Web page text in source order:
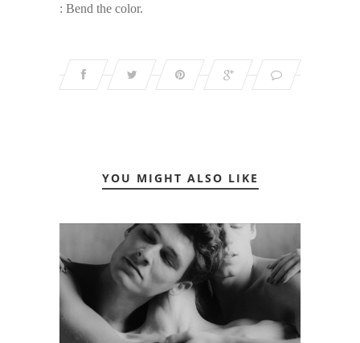
: Bend the color.
YOU MIGHT ALSO LIKE